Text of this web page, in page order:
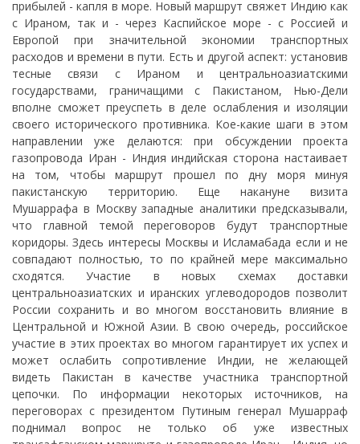
прибылей - капля в море. Новый маршрут свяжет Индию как
с Ираном, так и - через Каспийское море - с Россией и
Европой при значительной экономии транспортных
расходов и времени в пути. Есть и другой аспект: установив
тесные связи с Ираном и центральноазиатскими
государствами, граничащими с Пакистаном, Нью-Дели
вполне сможет преуспеть в деле ослабления и изоляции
своего исторического противника. Кое-какие шаги в этом
направлении уже делаются: при обсуждении проекта
газопровода Иран - Индия индийская сторона настаивает
на том, чтобы маршрут прошел по дну моря минуя
пакистанскую территорию. Еще накануне визита
Мушаррафа в Москву западные аналитики предсказывали,
что главной темой переговоров будут транспортные
коридоры. Здесь интересы Москвы и Исламабада если и не
совпадают полностью, то по крайней мере максимально
сходятся. Участие в новых схемах доставки
центральноазиатских и иранских углеводородов позволит
России сохранить и во многом восстановить влияние в
Центральной и Южной Азии. В свою очередь, российское
участие в этих проектах во многом гарантирует их успех и
может ослабить сопротивление Индии, не желающей
видеть Пакистан в качестве участника транспортной
цепочки. По информации некоторых источников, на
переговорах с президентом Путиным генерал Мушарраф
поднимал вопрос не только об уже известных